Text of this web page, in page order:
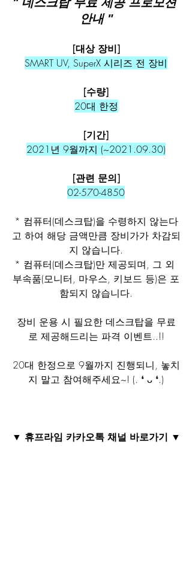
안내 "
[대상 장비]
SMART UV, SuperX 시리즈 전 장비
[수량]
20대 한정
[기간]
2021년 9월까지 (~2021.09.30)
[관련 문의]
02-570-4850
* 컴퓨터(데스크탑)을 수령하지 않는다
고 하여 해당 금액만큼 장비가가 차감되
지 않습니다.
* 컴퓨터(데스크탑)만 제공되며, 그 외
부속품(모니터, 마우스, 키보드 등)은 포
함되지 않습니다.
장비 운용 시 필요한 데스크탑을 무료
로 제공해드리는 파격 이벤트..!!
20대 한정으로 9월까지 진행되니, 놓치
지 말고 참여해주세요~! (. ❛ ᴗ ❛.)
▼ 휴프라임 카카오톡 채널 바로가기 ▼